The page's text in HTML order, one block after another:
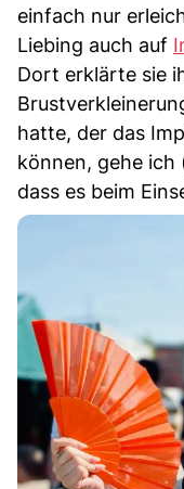
einfach nur
Liebing auch auf
Dort erklärte sie
hatte, der das
können, gehe ich
dass es beim